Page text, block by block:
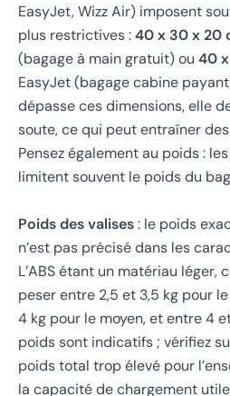
EasyJet, Wizz Air) imposent
plus restrictives :40 x 30 x 20
(bagage à main gratuit) ou 40
EasyJet (bagage cabine
dépasse ces dimensions, elle
soute, ce qui peut entraîner
Pensez également au poids :
limitent souvent le poids du
Poids des valises: le poids
n’est pas précisé dans les
L’ABS étant un matériau léger,
peser entre 2,5 et 3,5 kg pour
4 kg pour le moyen, et entre 4
poids sont indicatifs ; vérifiez
poids total trop élevé pour
la capacité de chargement